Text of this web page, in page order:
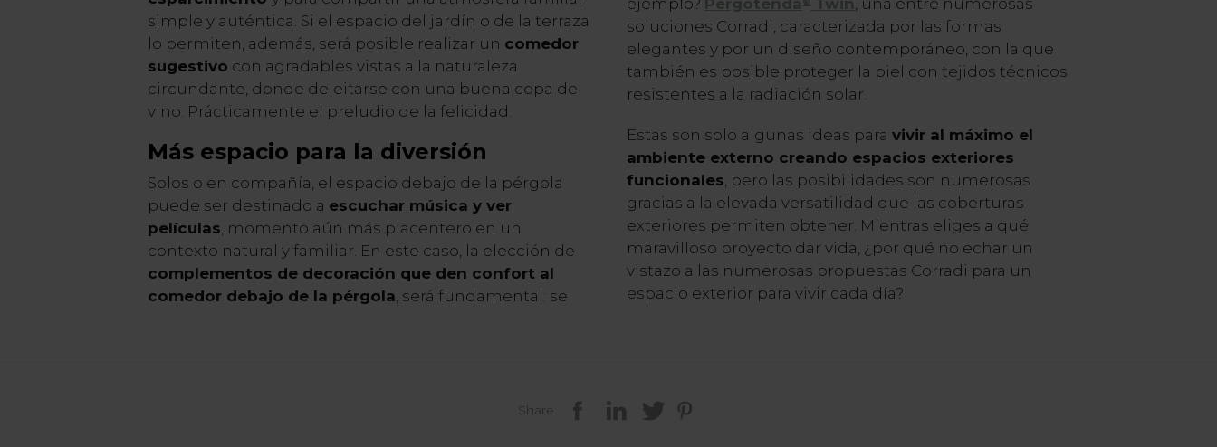
simple y auténtica. Si el espacio del jardín o de la terraza
lo permiten, además, será posible realizar un comedor
sugestivo con agradables vistas a la naturaleza
circundante, donde deleitarse con una buena copa de
vino. Prácticamente el preludio de la felicidad.
Más espacio para la diversión
Solos o en compañía, el espacio debajo de la pérgola
puede ser destinado a escuchar música y ver
películas , momento aún más placentero en un
contexto natural y familiar. En este caso, la elección de
complementos de decoración que den confort al
comedor debajo de la pérgola , será fundamental: se
soluciones Corradi, caracterizada por las formas
elegantes y por un diseño contemporáneo, con la que
también es posible proteger la piel con tejidos técnicos
resistentes a la radiación solar.
Estas son solo algunas ideas para vivir al máximo el
ambiente externo creando espacios exteriores
funcionales , pero las posibilidades son numerosas
gracias a la elevada versatilidad que las coberturas
exteriores permiten obtener. Mientras eliges a qué
maravilloso proyecto dar vida, ¿por qué no echar un
vistazo a las numerosas propuestas Corradi para un
espacio exterior para vivir cada día?
Share